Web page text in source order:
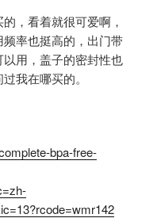
，看着就很可爱啊，
率也挺高的，出门带
用，盖子的密封性也
我在哪买的。
bpa-free-